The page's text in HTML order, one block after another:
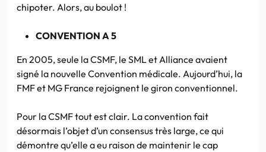
chipoter. Alors, au boulot !
CONVENTION A 5
En 2005, seule la CSMF, le SML et Alliance avaient
signé la nouvelle Convention médicale. Aujourd’hui, la
FMF et MG France rejoignent le giron conventionnel.
Pour la CSMF tout est clair. La convention fait
désormais l’objet d’un consensus très large, ce qui
démontre qu’elle a eu raison de maintenir le cap